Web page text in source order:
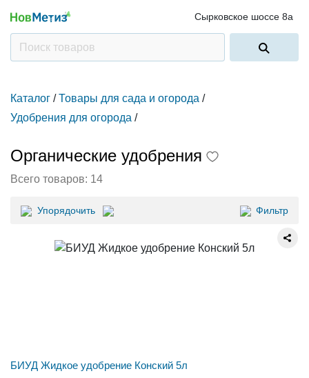
Сырковское шоссе 8а
Каталог / Товары для сада и огорода /
Удобрения для огорода /
Органические удобрения
Всего товаров: 14
Упорядочить Фильтр
БИУД Жидкое удобрение Конский 5л